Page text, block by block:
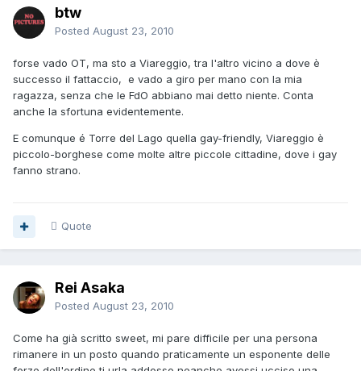
btw
Posted August 23, 2010
forse vado OT, ma sto a Viareggio, tra l'altro vicino a dove è
successo il fattaccio, e vado a giro per mano con la mia
ragazza, senza che le FdO abbiano mai detto niente. Conta
anche la sfortuna evidentemente.
E comunque é Torre del Lago quella gay-friendly, Viareggio è
piccolo-borghese come molte altre piccole cittadine, dove i gay
fanno strano.
Quote
Rei Asaka
Posted August 23, 2010
Come ha già scritto sweet, mi pare difficile per una persona
rimanere in un posto quando praticamente un esponente delle